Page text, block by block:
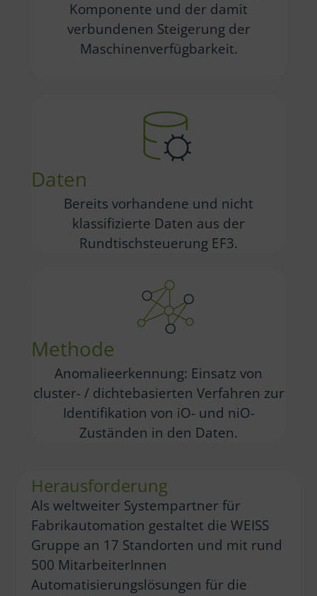
Komponente und der damit
verbundenen Steigerung der
Maschinenverfügbarkeit.
Daten
Bereits vorhandene und nicht
klassifizierte Daten aus der
Rundtischsteuerung EF3.
Methode
Anomalieerkennung: Einsatz von
cluster- / dichtebasierten Verfahren zur
Identifikation von iO- und niO-
Zuständen in den Daten.
Herausforderung
Als weltweiter Systempartner für
Fabrikautomation gestaltet die WEISS
Gruppe an 17 Standorten und mit rund
500 MitarbeiterInnen
Automatisierungslösungen für die